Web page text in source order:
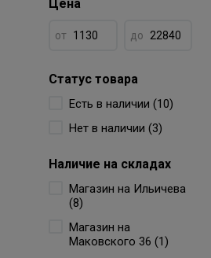
Цена
от до
Статус товара
Есть в наличии (10)
Нет в наличии (3)
Наличие на складах
Магазин на Ильичева
(8)
Магазин на
Маковского 36 (1)